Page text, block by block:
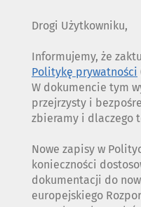
Drogi Użytkowniku,
Informujemy, że
Politykę prywatności
W dokumencie tym
przejrzysty i
zbieramy i dlaczego
Nowe zapisy w
konieczności
dokumentacji do
europejskiego